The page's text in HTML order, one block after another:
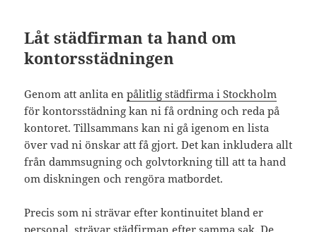
Låt städfirman ta hand om
kontorsstädningen
Genom att anlita enpålitlig städfirma i Stockholm
för kontorsstädning kan ni få ordning och reda på
kontoret. Tillsammans kan ni gå igenom en lista
över vad ni önskar att få gjort. Det kan inkludera allt
från dammsugning och golvtorkning till att ta hand
om diskningen och rengöra matbordet.
Precis som ni strävar efter kontinuitet bland er